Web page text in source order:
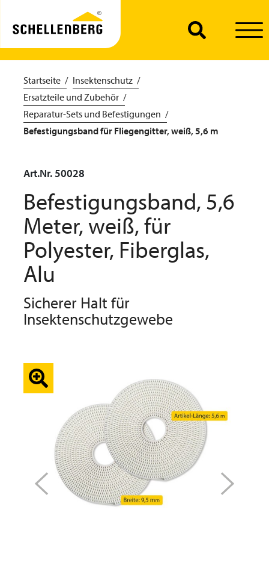
Startseite
Insektenschutz
Ersatzteile und Zubehör
Reparatur-Sets und Befestigungen
Befestigungsband für Fliegengitter, weiß, 5,6 m
Art.Nr. 50028
Befestigungsband, 5,6
Meter, weiß, für
Polyester, Fiberglas,
Alu
Sicherer Halt für
Insektenschutzgewebe